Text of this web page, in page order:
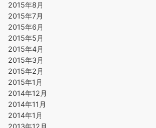
2015年8月
2015年7月
2015年6月
2015年5月
2015年4月
2015年3月
2015年2月
2015年1月
2014年12月
2014年11月
2014年1月